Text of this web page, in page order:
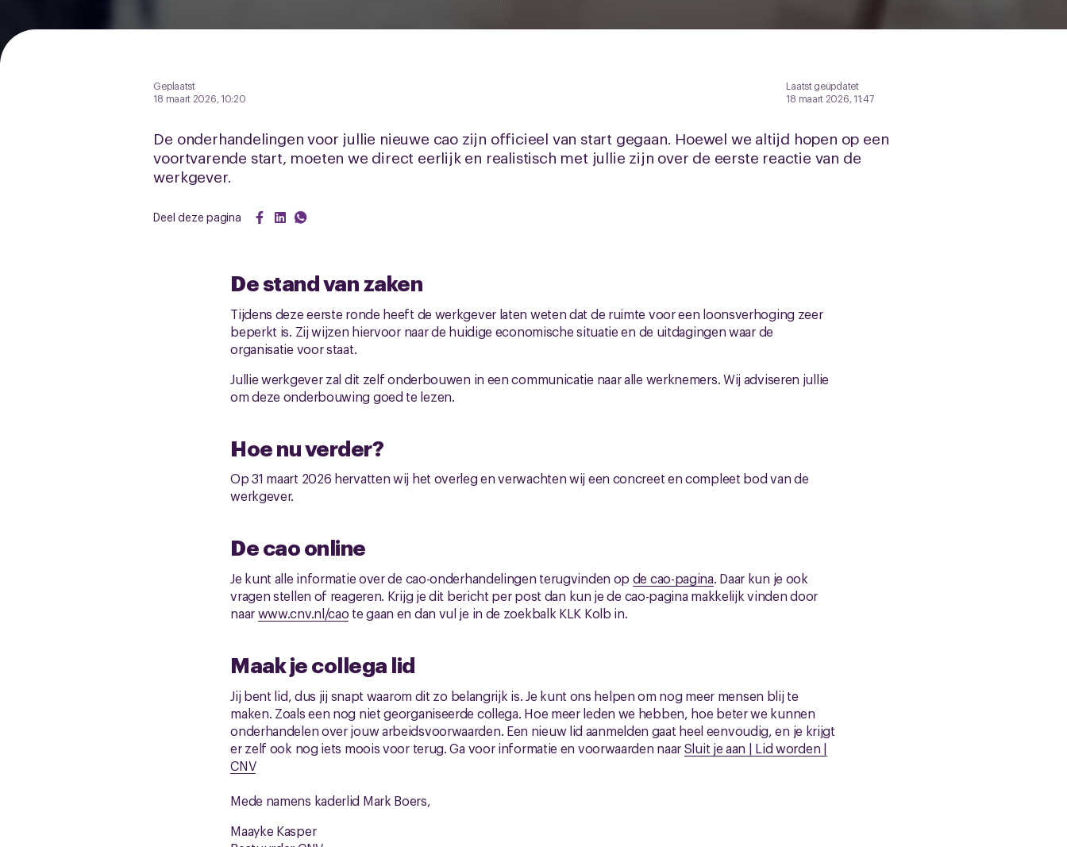
Geplaatst
18 maart 2026, 10:20
Laatst geüpdatet
18 maart 2026, 11:47
De onderhandelingen voor jullie nieuwe cao zijn officieel van start gegaan. Hoewel we altijd hopen op een
voortvarende start, moeten we direct eerlijk en realistisch met jullie zijn over de eerste reactie van de
werkgever.
Deel deze pagina
De stand van zaken
Tijdens deze eerste ronde heeft de werkgever laten weten dat de ruimte voor een loonsverhoging zeer
beperkt is. Zij wijzen hiervoor naar de huidige economische situatie en de uitdagingen waar de
organisatie voor staat.
Jullie werkgever zal dit zelf onderbouwen in een communicatie naar alle werknemers. Wij adviseren jullie
om deze onderbouwing goed te lezen.
Hoe nu verder?
Op 31 maart 2026 hervatten wij het overleg en verwachten wij een concreet en compleet bod van de
werkgever.
De cao online
Je kunt alle informatie over de cao-onderhandelingen terugvinden op de cao-pagina. Daar kun je ook
vragen stellen of reageren. Krijg je dit bericht per post dan kun je de cao-pagina makkelijk vinden door
naarwww.cnv.nl/cao te gaan en dan vul je in de zoekbalk KLK Kolb in.
Maak je collega lid
Jij bent lid, dus jij snapt waarom dit zo belangrijk is. Je kunt ons helpen om nog meer mensen blij te
maken. Zoals een nog niet georganiseerde collega. Hoe meer leden we hebben, hoe beter we kunnen
onderhandelen over jouw arbeidsvoorwaarden. Een nieuw lid aanmelden gaat heel eenvoudig, en je krijgt
er zelf ook nog iets moois voor terug. Ga voor informatie en voorwaarden naarSluit je aan | Lid worden |
CNV
Mede namens kaderlid Mark Boers,
Maayke Kasper